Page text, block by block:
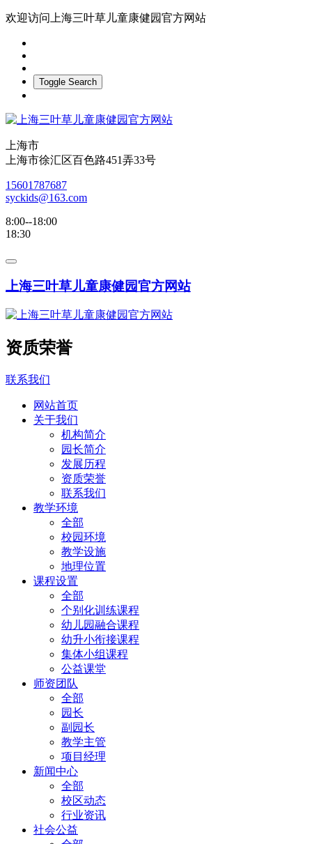
欢迎访问上海三叶草儿童康健园官方网站
Toggle Search
上海市
上海市徐汇区百色路451弄33号
15601787687
syckids@163.com
8:00--18:00
18:30
上海三叶草儿童康健园官方网站
资质荣誉
联系我们
网站首页
关于我们
机构简介
园长简介
发展历程
资质荣誉
联系我们
教学环境
全部
校园环境
教学设施
地理位置
课程设置
全部
个别化训练课程
幼儿园融合课程
幼升小衔接课程
集体小组课程
公益课堂
师资团队
全部
园长
副园长
教学主管
项目经理
新闻中心
全部
校区动态
行业资讯
社会公益